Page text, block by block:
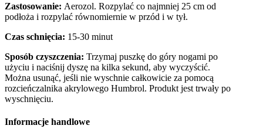
Zastosowanie: Aerozol. Rozpylać co najmniej 25 cm od
podłoża i rozpylać równomiernie w przód i w tył.
Czas schnięcia: 15-30 minut
Sposób czyszczenia: Trzymaj puszkę do góry nogami po
użyciu i naciśnij dyszę na kilka sekund, aby wyczyścić.
Można usunąć, jeśli nie wyschnie całkowicie za pomocą
rozcieńczalnika akrylowego Humbrol. Produkt jest trwały po
wyschnięciu.
Informacje handlowe